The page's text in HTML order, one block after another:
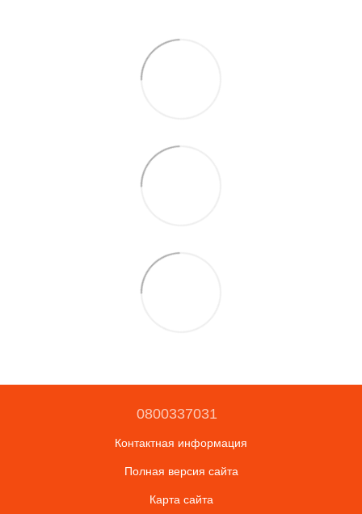
0800337031
Контактная информация
Полная версия сайта
Карта сайта